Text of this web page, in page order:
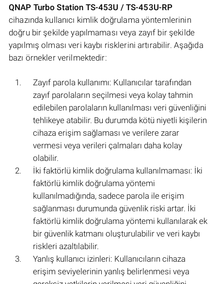
QNAP Turbo Station TS-453U / TS-453U-RP
cihazında kullanıcı kimlik doğrulama yöntemlerinin
doğru bir şekilde yapılmaması veya zayıf bir şekilde
yapılmış olması veri kaybı risklerini artırabilir. Aşağıda
bazı örnekler verilmektedir:
Zayıf parola kullanımı: Kullanıcılar tarafından
zayıf parolaların seçilmesi veya kolay tahmin
edilebilen parolaların kullanılması veri güvenliğini
tehlikeye atabilir. Bu durumda kötü niyetli kişilerin
cihaza erişim sağlaması ve verilere zarar
vermesi veya verileri çalmaları daha kolay
olabilir.
İki faktörlü kimlik doğrulama kullanılmaması: İki
faktörlü kimlik doğrulama yöntemi
kullanılmadığında, sadece parola ile erişim
sağlanması durumunda güvenlik riski artar. İki
faktörlü kimlik doğrulama yöntemi kullanılarak ek
bir güvenlik katmanı oluşturulabilir ve veri kaybı
riskleri azaltılabilir.
Yanlış kullanıcı izinleri: Kullanıcıların cihaza
erişim seviyelerinin yanlış belirlenmesi veya